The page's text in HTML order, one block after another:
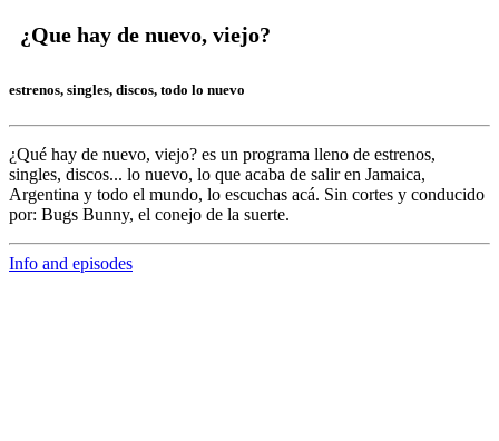
¿Que hay de nuevo, viejo?
estrenos, singles, discos, todo lo nuevo
¿Qué hay de nuevo, viejo? es un programa lleno de estrenos,
singles, discos... lo nuevo, lo que acaba de salir en Jamaica,
Argentina y todo el mundo, lo escuchas acá. Sin cortes y conducido
por: Bugs Bunny, el conejo de la suerte.
Info and episodes